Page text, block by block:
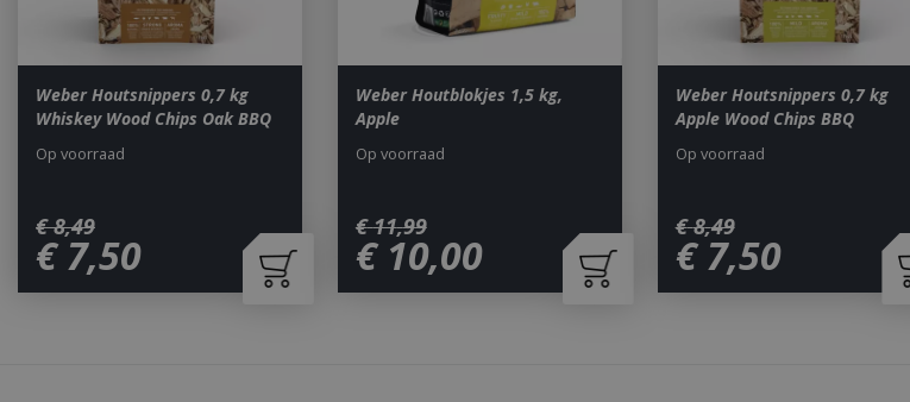
Weber Houtsnippers 0,7 kg
Whiskey Wood Chips Oak BBQ
€ 8,49
€ 7,50
Op voorraad
Weber Houtblokjes 1,5 kg,
Apple
€ 11,99
€ 10,00
Op voorraad
Weber Houtsnippers 0,7 kg
Apple Wood Chips BBQ
€ 8,49
€ 7,50
Op voorraad
_ga
1 jaar 1
_gid
Google LLC
.bbqkopen.nl